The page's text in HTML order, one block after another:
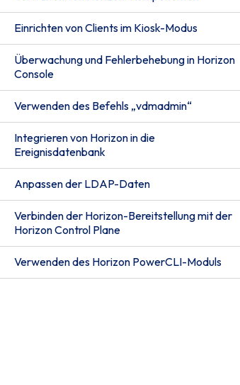
Einrichten von Clients im Kiosk-Modus
Überwachung und Fehlerbehebung in Horizon
Console
Verwenden des Befehls „vdmadmin“
Integrieren von Horizon in die
Ereignisdatenbank
Anpassen der LDAP-Daten
Verbinden der Horizon-Bereitstellung mit der
Horizon Control Plane
Verwenden des Horizon PowerCLI-Moduls